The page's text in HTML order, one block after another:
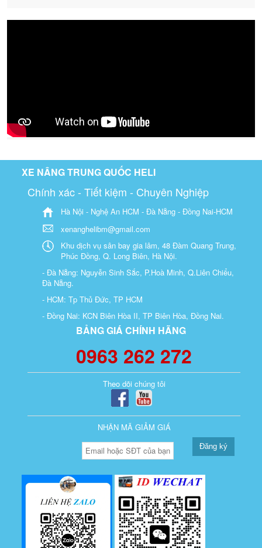
XE NÂNG TRUNG QUỐC HELI
Chính xác - Tiết kiệm - Chuyên Nghiệp
Hà Nội - Nghệ An HCM - Đà Nẵng - Đồng Nai-HCM
xenanghelibm@gmail.com
Khu dịch vụ sân bay gia lâm, 48 Đàm Quang Trung,
Phúc Đồng, Q. Long Biên, Hà Nội.
- Đà Nẵng: Nguyễn Sinh Sắc, P.Hoà Minh, Q.Liên Chiểu,
Đà Nẵng.
- HCM: Tp Thủ Đức, TP HCM
- Đồng Nai: KCN Biên Hòa II, TP Biên Hòa, Đồng Nai.
BẢNG GIÁ CHÍNH HÃNG
0963 262 272
Theo dõi chúng tôi
NHẬN MÃ GIẢM GIÁ
Đăng ký